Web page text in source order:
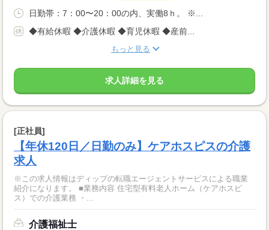
日勤帯：7：00〜20：00の内、実働8ｈ。 ※...
◆有給休暇 ◆介護休暇 ◆育児休暇 ◆産前...
もっと見る
求人詳細を見る
[正社員]
【年休120日／日勤のみ】ケアホスピスの介護
求人
※この求人情報はディップの転職エージェントサービスによる職業
紹介になります。 ■業務内容 住宅型有料老人ホーム（ケアホスピ
ス）での介護業務 ・...
介護福祉士